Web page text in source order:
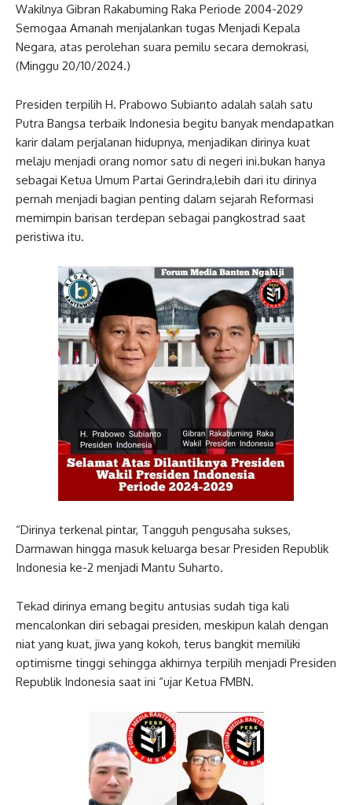
Wakilnya Gibran Rakabuming Raka Periode 2004-2029
Semogaa Amanah menjalankan tugas Menjadi Kepala
Negara, atas perolehan suara pemilu secara demokrasi,
(Minggu 20/10/2024.)
Presiden terpilih H. Prabowo Subianto adalah salah satu
Putra Bangsa terbaik Indonesia begitu banyak mendapatkan
karir dalam perjalanan hidupnya, menjadikan dirinya kuat
melaju menjadi orang nomor satu di negeri ini.bukan hanya
sebagai Ketua Umum Partai Gerindra,lebih dari itu dirinya
pernah menjadi bagian penting dalam sejarah Reformasi
memimpin barisan terdepan sebagai pangkostrad saat
peristiwa itu.
“Dirinya terkenal pintar, Tangguh pengusaha sukses,
Darmawan hingga masuk keluarga besar Presiden Republik
Indonesia ke-2 menjadi Mantu Suharto.
Tekad dirinya emang begitu antusias sudah tiga kali
mencalonkan diri sebagai presiden, meskipun kalah dengan
niat yang kuat, jiwa yang kokoh, terus bangkit memiliki
optimisme tinggi sehingga akhirnya terpilih menjadi Presiden
Republik Indonesia saat ini “ujar Ketua FMBN.